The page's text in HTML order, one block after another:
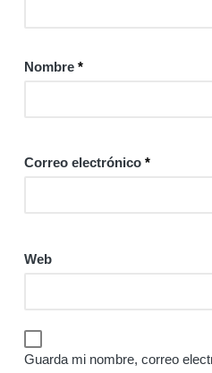
Nombre *
Correo electrónico *
Web
Guarda mi nombre, correo